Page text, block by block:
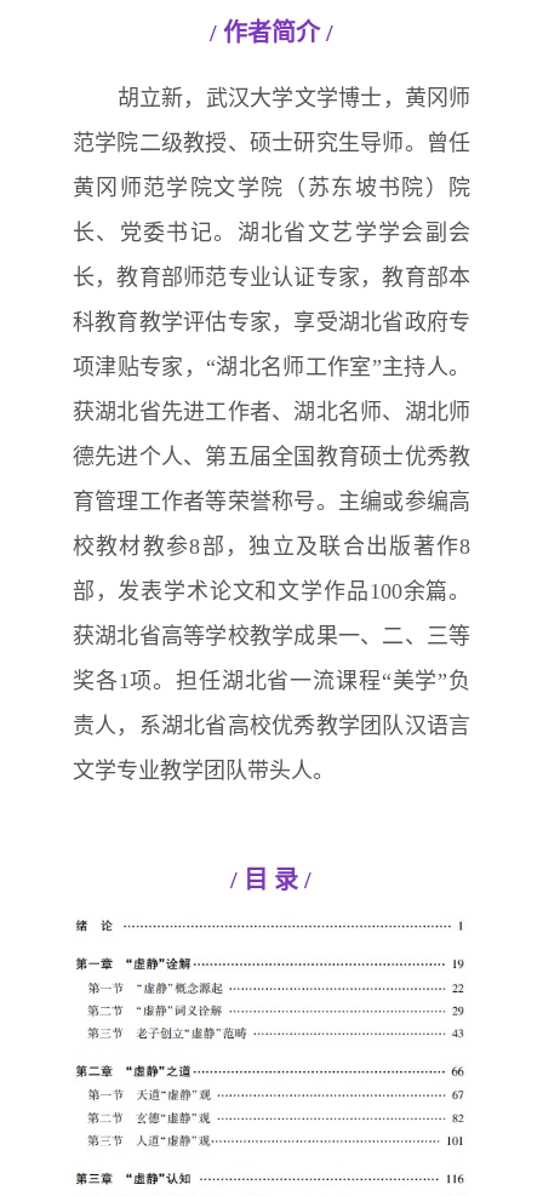
/ 作者简介/
胡立新，武汉大学文学博士，黄冈师
范学院二级教授、硕士研究生导师。曾任
黄冈师范学院文学院（苏东坡书院）院
长、党委书记。湖北省文艺学学会副会
长，教育部师范专业认证专家，教育部本
科教育教学评估专家，享受湖北省政府专
项津贴专家，“湖北名师工作室”主持人。
获湖北省先进工作者、湖北名师、湖北师
德先进个人、第五届全国教育硕士优秀教
育管理工作者等荣誉称号。主编或参编高
校教材教参8部，独立及联合出版著作8
部，发表学术论文和文学作品100余篇。
获湖北省高等学校教学成果一、二、三等
奖各1项。担任湖北省一流课程“美学”负
责人，系湖北省高校优秀教学团队汉语言
文学专业教学团队带头人。
/ 目 录 /